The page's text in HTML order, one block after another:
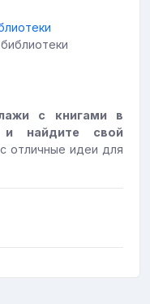
с книгами в
найдите свой
отличные идеи для